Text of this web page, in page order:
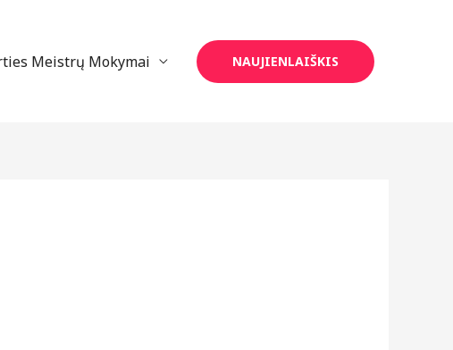
Meistrų Mokymai NAUJIENLAIŠKIS